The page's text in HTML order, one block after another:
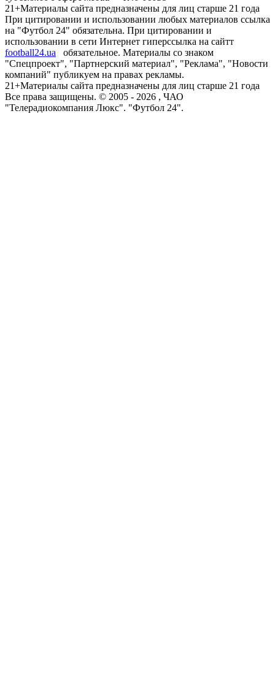
21+Материалы сайта предназначены для лиц старше 21 года
При цитировании и использовании любых материалов ссылка
на "Футбол 24" обязательна. При цитировании и
использовании в сети Интернет гиперссылка на сайтт
football24.ua
обязательное. Материалы со знаком
"Спецпроект", "Партнерский материал", "Реклама", "Новости
компаний" публикуем на правах рекламы.
21+Материалы сайта предназначены для лиц старше 21 года
Все права защищены. © 2005 - 2026 , ЧАО
"Телерадиокомпания Люкс". "Футбол 24".